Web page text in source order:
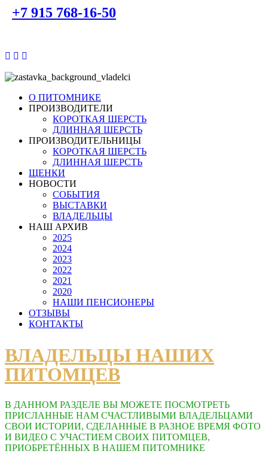
+7 915 768-16-50
О ПИТОМНИКЕ
ПРОИЗВОДИТЕЛИ
КОРОТКАЯ ШЕРСТЬ
ДЛИННАЯ ШЕРСТЬ
ПРОИЗВОДИТЕЛЬНИЦЫ
КОРОТКАЯ ШЕРСТЬ
ДЛИННАЯ ШЕРСТЬ
ЩЕНКИ
НОВОСТИ
СОБЫТИЯ
ВЫСТАВКИ
ВЛАДЕЛЬЦЫ
НАШ АРХИВ
2025
2024
2023
2022
2021
2020
НАШИ ПЕНСИОНЕРЫ
ОТЗЫВЫ
КОНТАКТЫ
ВЛАДЕЛЬЦЫ НАШИХ
ПИТОМЦЕВ
В ДАННОМ РАЗДЕЛЕ ВЫ МОЖЕТЕ ПОСМОТРЕТЬ
ПРИСЛАННЫЕ НАМ СЧАСТЛИВЫМИ ВЛАДЕЛЬЦАМИ
СВОИ ИСТОРИИ, СДЕЛАННЫЕ В РАЗНОЕ ВРЕМЯ ФОТО
И ВИДЕО С УЧАСТИЕМ СВОИХ ПИТОМЦЕВ,
ПРИОБРЕТЁННЫХ В НАШЕМ ПИТОМНИКЕ